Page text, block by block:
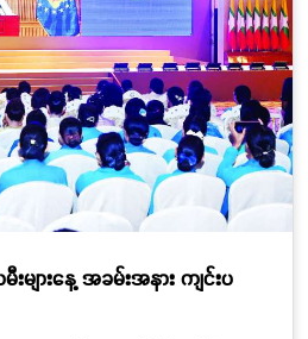
းများနေ့ အခမ်းအနား ကျင်းပ